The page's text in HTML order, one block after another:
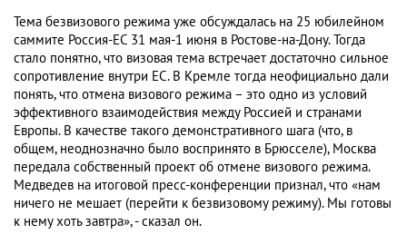
Тема безвизового режима уже обсуждалась на 25 юбилейном
саммите Россия-ЕС 31 мая-1 июня в Ростове-на-Дону. Тогда
стало понятно, что визовая тема встречает достаточно сильное
сопротивление внутри ЕС. В Кремле тогда неофициально дали
понять, что отмена визового режима – это одно из условий
эффективного взаимодействия между Россией и странами
Европы. В качестве такого демонстративного шага (что, в
общем, неоднозначно было воспринято в Брюсселе), Москва
передала собственный проект об отмене визового режима.
Медведев на итоговой пресс-конференции признал, что «нам
ничего не мешает (перейти к безвизовому режиму). Мы готовы
к нему хоть завтра», - сказал он.